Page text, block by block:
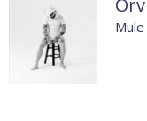
Mule